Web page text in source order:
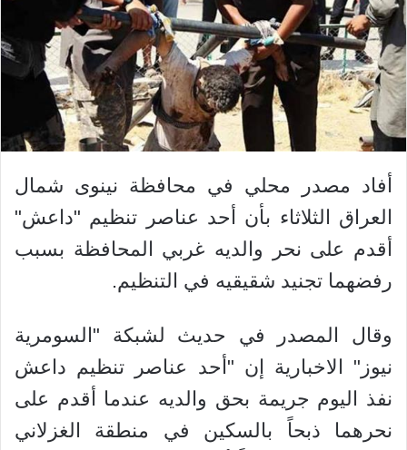
أفاد مصدر محلي في محافظة نينوى شمال
العراق الثلاثاء بأن أحد عناصر تنظيم "داعش"
أقدم على نحر والديه غربي المحافظة بسبب
رفضهما تجنيد شقيقيه في التنظيم.
وقال المصدر في حديث لشبكة "السومرية
نيوز" الاخبارية إن "أحد عناصر تنظيم داعش
نفذ اليوم جريمة بحق والديه عندما أقدم على
نحرهما ذبحاً بالسكين في منطقة الغزلاني